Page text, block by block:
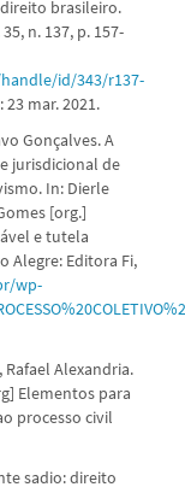
brasileiro.
n. 137, p. 157-
id/343/r137-
23 mar. 2021.
Gonçalves. A
jurisdicional de
In: Dierle
[org.]
e tutela
Alegre: Editora Fi,
wp-
Rafael Alexandria.
Elementos para
processo civil
sadio: direito